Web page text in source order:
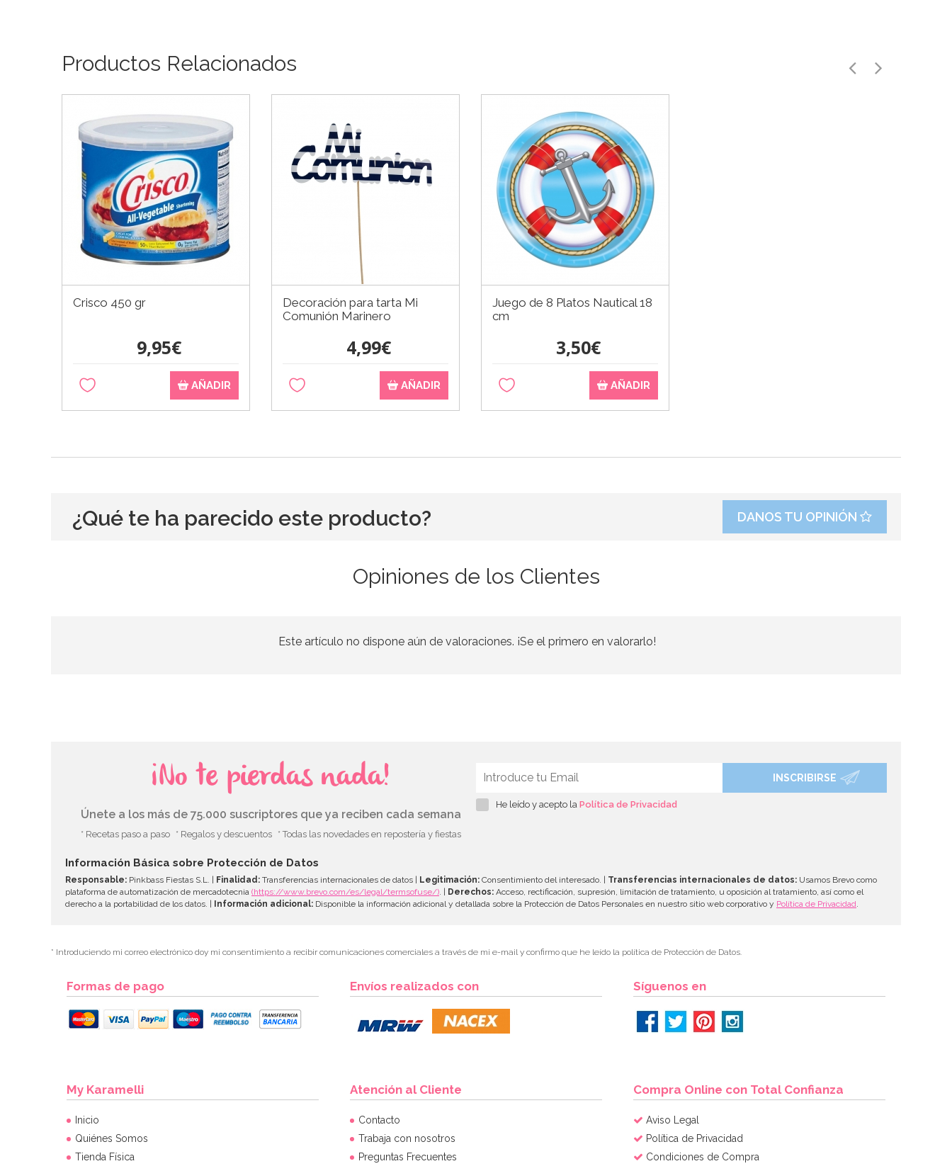
Productos Relacionados
Crisco 450 gr
9,95€
AÑADIR
Decoración para tarta Mi
Comunión Marinero
4,99€
AÑADIR
Juego de 8 Platos Nautical 18
cm
3,50€
AÑADIR
¿Qué te ha parecido este producto? DANOS TU OPINIÓN
Opiniones de los Clientes
Este artículo no dispone aún de valoraciones. ¡Se el primero en valorarlo!
¡No te pierdas nada!
Únete a los más de 75.000 suscriptores que ya reciben cada semana
* Recetas paso a paso * Regalos y descuentos * Todas las novedades en repostería y fiestas
INSCRIBIRSE
He leído y acepto la Política de Privacidad
Información Básica sobre Protección de Datos
Responsable: Pinkbass Fiestas S.L. | Finalidad: Transferencias internacionales de datos | Legitimación: Consentimiento del interesado. | Transferencias internacionales de datos: Usamos Brevo como
plataforma de automatización de mercadotecnia (https://www.brevo.com/es/legal/termsofuse/) . | Derechos: Acceso, rectificación, supresión, limitación de tratamiento, u oposición al tratamiento, así como el
derecho a la portabilidad de los datos. | Información adicional: Disponible la información adicional y detallada sobre la Protección de Datos Personales en nuestro sitio web corporativo y Política de Privacidad
* Introduciendo mi correo electrónico doy mi consentimiento a recibir comunicaciones comerciales a través de mi e-mail y confirmo que he leído la política de Protección de Datos.
Formas de pago Envíos realizados con Síguenos en
My Karamelli
Inicio
Quiénes Somos
Tienda Física
Atención al Cliente
Contacto
Trabaja con nosotros
Preguntas Frecuentes
Compra Online con Total Confianza
Aviso Legal
Política de Privacidad
Condiciones de Compra